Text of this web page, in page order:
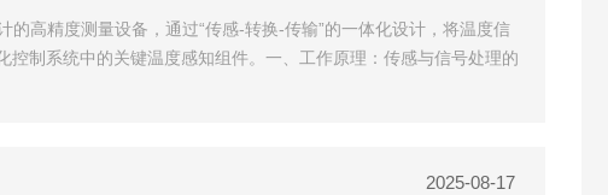
高精度测量设备，通过“传感-转换-传输”的一体化设计，将温度信
制系统中的关键温度感知组件。​一、工作原理：传感与信号处理的
2025-08-17